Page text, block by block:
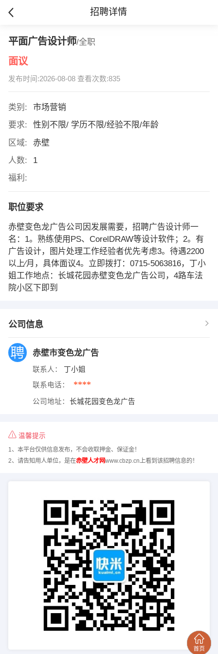
招聘详情
平面广告设计师/全职
面议
发布时间:2026-08-08 查看次数:835
类别:
市场营销
要求:
性别不限/ 学历不限/经验不限/年龄
区域:
赤壁
人数:
1
福利:
职位要求
赤壁变色龙广告公司因发展需要，招聘广告设计师一
名：1。熟练使用PS、CorelDRAW等设计软件；2。有
广告设计，图片处理工作经验者优先考虑3。待遇2200
以上∕月，具体面议4。立即拨打：0715-5063816，丁小
姐工作地点：长城花园赤壁变色龙广告公司，4路车法
院小区下即到
公司信息
赤壁市变色龙广告
联系人： 丁小姐
联系电话： ****
公司地址： 长城花园变色龙广告
温馨提示
1、本平台仅供信息发布，不会收取押金、保证金！
2、请告知用人单位，是在赤壁人才网www.cbzp.cn上看到该招聘信息的！